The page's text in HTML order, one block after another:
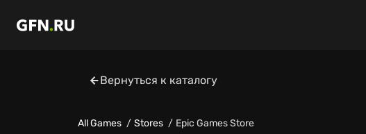
Вернуться к каталогу
All Games Stores Epic Games Store